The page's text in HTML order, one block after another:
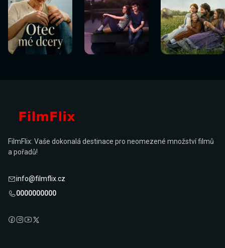
FilmFlix: Vaše dokonalá destinace pro neomezené množství filmů
a pořadů!
info@filmflix.cz
0000000000